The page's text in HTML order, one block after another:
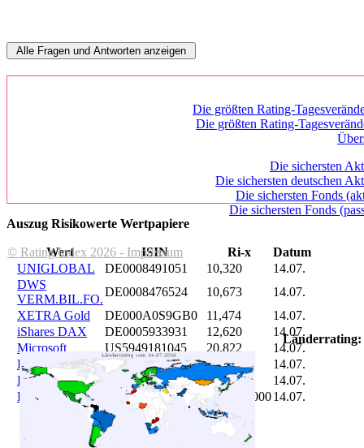
Die größten Rating-
Die größten Rating-
Die sichersten
Die sichersten deutschen
Die sichersten Fonds
Die sichersten Fonds
© Rating Index 2026 - Impressum
Auszug Risikowerte Wertpapiere
Wert ISIN Ri-x
Datum
UNIGLOBAL
DE0008491051 10,320
14.07.
DWS
VERM.BIL.FO.
DE0008476524 10,673
14.07.
XETRA Gold
DE000A0S9GB0 11,474
14.07.
iShares DAX
DE0005933931 12,620
14.07.
Microsoft
US5949181045 20,822
14.07.
DAIMLER
DE0007100000 46,047
14.07.
Brent Oil
DE000A0KRKM571,382
14.07.
Bitcoin
BITCOIN 185.899,00014.07.
Länderrating: